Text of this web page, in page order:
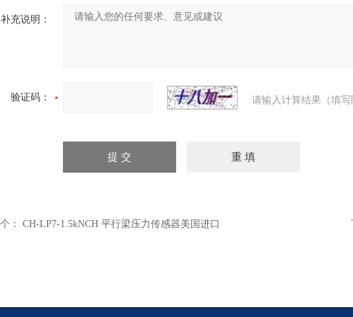
补充说明：
验证码： 请输入计算结果（填
： CH-LP7-1.5kNCH 平行梁压力传感器美国进口